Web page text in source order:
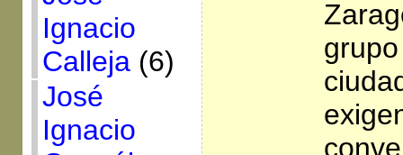
Ignacio
Calleja(6)
José
Ignacio